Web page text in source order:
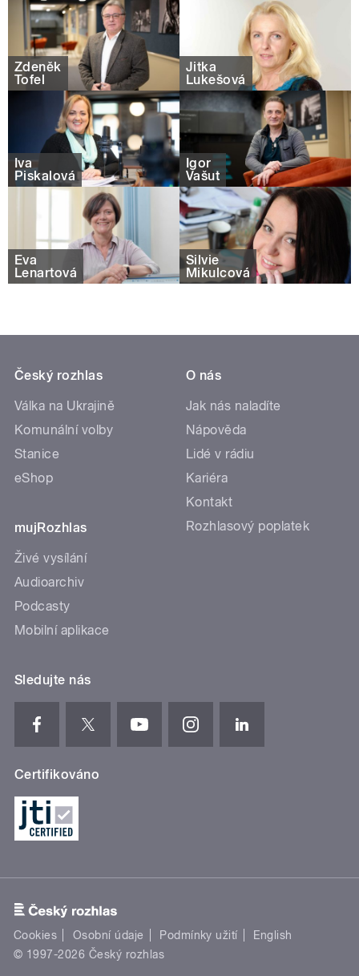
Zdeněk
Tofel
Jitka
Lukešová
Iva
Piskalová
Igor
Vašut
Eva
Lenartová
Silvie
Mikulcová
Český rozhlas
Válka na Ukrajině
Komunální volby
Stanice
eShop
mujRozhlas
Živé vysílání
Audioarchiv
Podcasty
Mobilní aplikace
O nás
Jak nás naladíte
Nápověda
Lidé v rádiu
Kariéra
Kontakt
Rozhlasový poplatek
Sledujte nás
Certifikováno
Cookies Osobní údaje Podmínky užití
English
© 1997-2026 Český rozhlas